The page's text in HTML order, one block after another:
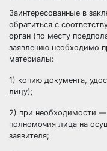
Заинтересованные в
обратиться с
орган (по месту
заявлению необходимо
материалы:
1) копию документа,
лицу);
2) при необходимости
полномочия лица на
заявителя;